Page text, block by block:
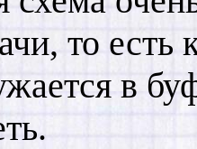
то есть
в